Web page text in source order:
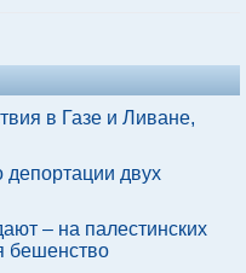
в Газе и Ливане,
двух
– на палестинских
бешенство